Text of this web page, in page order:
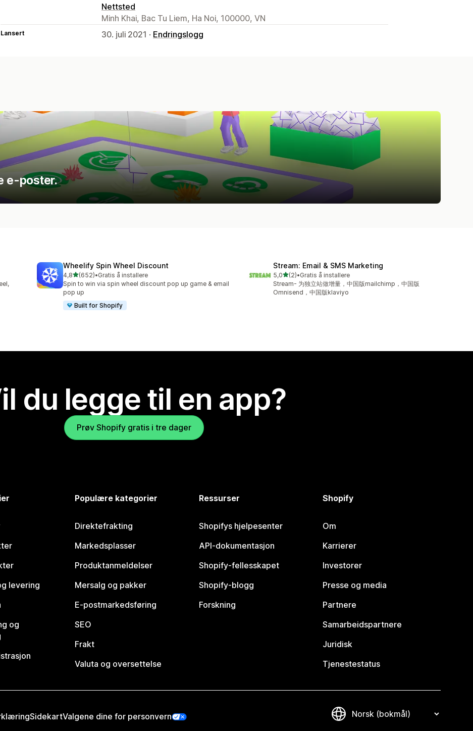
Nettsted
Minh Khai, Bac Tu Liem, Ha Noi, 100000, VN
Lansert 30. juli 2021 · Endringslogg
e-poster.
Wheelify Spin Wheel Discount
4,8av 5 stjerner
(652)
Totalt 652 omtaler
•Gratis å installere
Spin to win via spin wheel discount pop up game & email
pop up
Built for Shopify
Stream: Email & SMS Marketing
5,0av 5 stjerner
(2)
Totalt 2 omtaler
•Gratis å installere
Stream- 为独立站做增量，中国版mailchimp，中国版
Omnisend，中国版klaviyo
du legge til en app?
Prøv Shopify gratis i tre dager
levering
og
Populære kategorier
Direktefrakting
Markedsplasser
Produktanmeldelser
Mersalg og pakker
E-postmarkedsføring
SEO
Frakt
Valuta og oversettelse
Ressurser
Shopifys hjelpesenter
API-dokumentasjon
Shopify-fellesskapet
Shopify-blogg
Forskning
Shopify
Om
Karrierer
Investorer
Presse og media
Partnere
Samarbeidspartnere
Juridisk
Tjenestestatus
SidekartValgene dine for personvern